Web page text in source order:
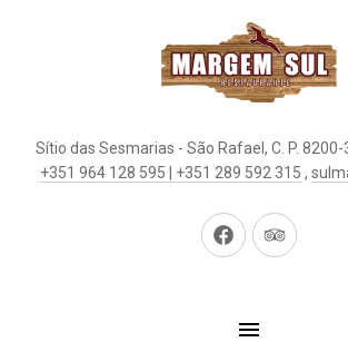
Sítio das Sesmarias - São Rafael, C. P. 8200-
+351 964 128 595 | +351 289 592 315 ,
New
New